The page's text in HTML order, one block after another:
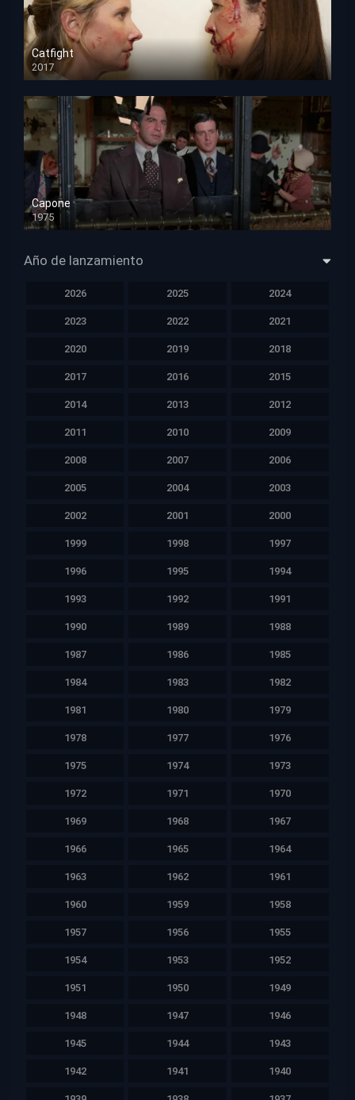
Catfight
2017
HD 720p
Capone
1975
HD 1080p
Año de lanzamiento
2026 2025 2024
2023 2022 2021
2020 2019 2018
2017 2016 2015
2014 2013 2012
2011 2010 2009
2008 2007 2006
2005 2004 2003
2002 2001 2000
1999 1998 1997
1996 1995 1994
1993 1992 1991
1990 1989 1988
1987 1986 1985
1984 1983 1982
1981 1980 1979
1978 1977 1976
1975 1974 1973
1972 1971 1970
1969 1968 1967
1966 1965 1964
1963 1962 1961
1960 1959 1958
1957 1956 1955
1954 1953 1952
1951 1950 1949
1948 1947 1946
1945 1944 1943
1942 1941 1940